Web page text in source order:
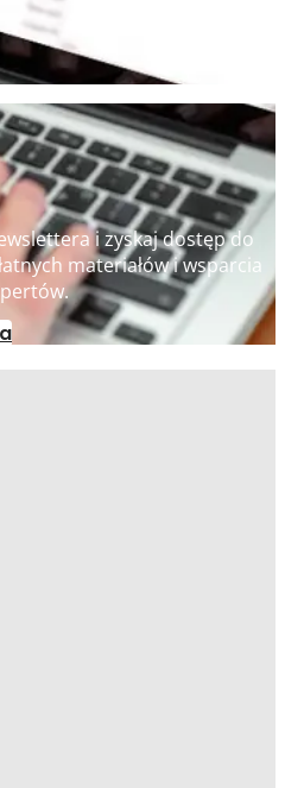
i zyskaj dostęp do
materiałów i wsparcia